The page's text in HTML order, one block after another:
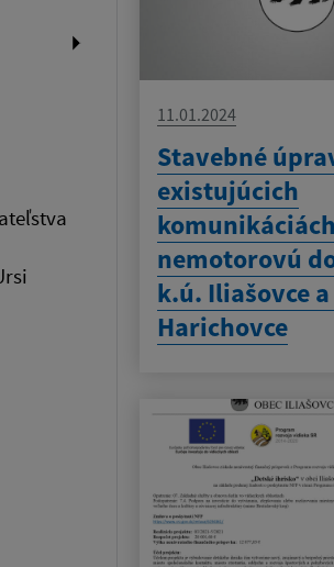
11.01.2024
Stavebné
existujúcich
nemotorovú
k.ú. Iliašovce
Harichovce